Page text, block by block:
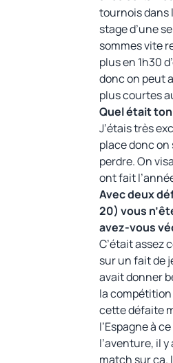
tournois dans
stage d’une
sommes vite
plus en 1h30
donc on peut
plus courtes
Quel était
J’étais très
place donc on
perdre. On
ont fait
Avec deux
20) vous
avez-vous
C’était assez
sur un fait de
avait donner
la
cette défaite
l’Espagne à
l’aventure, il
match sur ça.